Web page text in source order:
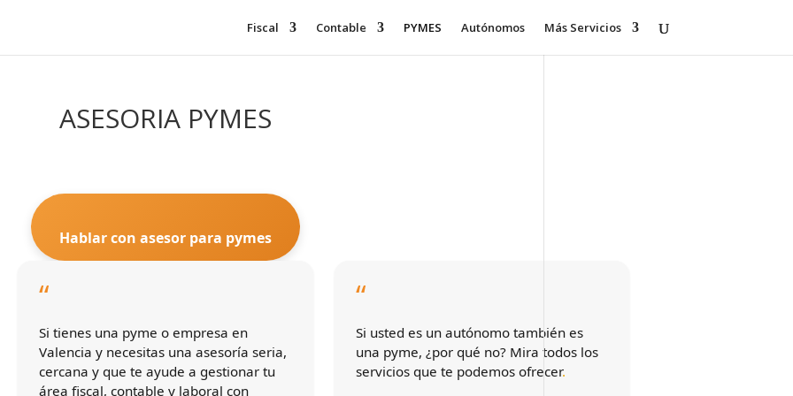
Fiscal Contable PYMES Autónomos Más Servicios
ASESORIA PYMES
Hablar con asesor para pymes
“
Si tienes una pyme o empresa en
Valencia y necesitas una asesoría seria,
cercana y que te ayude a gestionar tu
área fiscal, contable y laboral con
“
Si usted es un autónomo también es
una pyme, ¿por qué no? Mira todos los
servicios que te podemos ofrecer.